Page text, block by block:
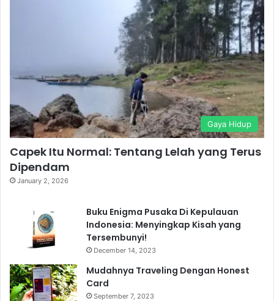
o
o
k
a
g
r
a
m
Gaya Hidup
Capek Itu Normal: Tentang Lelah yang Terus
Dipendam
January 2, 2026
Buku Enigma Pusaka Di Kepulauan
Indonesia: Menyingkap Kisah yang
Tersembunyi!
December 14, 2023
Mudahnya Traveling Dengan Honest
Card
September 7, 2023